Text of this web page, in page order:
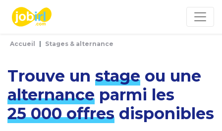
Accueil Stages & alternance
Trouve un stage ou une
alternance parmi les
25 000 offres disponibles
Panneau de gestion des cookies